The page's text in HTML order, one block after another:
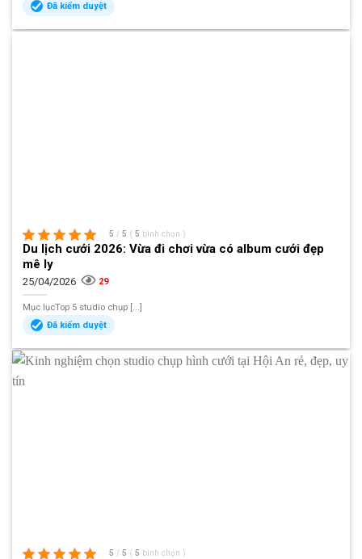
Đã kiểm duyệt
5 / 5 ( 5 bình chọn )
Du lịch cưới 2026: Vừa đi chơi vừa có album cưới đẹp
mê ly
25/04/2026 29
Mục lụcTop 5 studio chụp [...]
Đã kiểm duyệt
5 / 5 ( 5 bình chọn )